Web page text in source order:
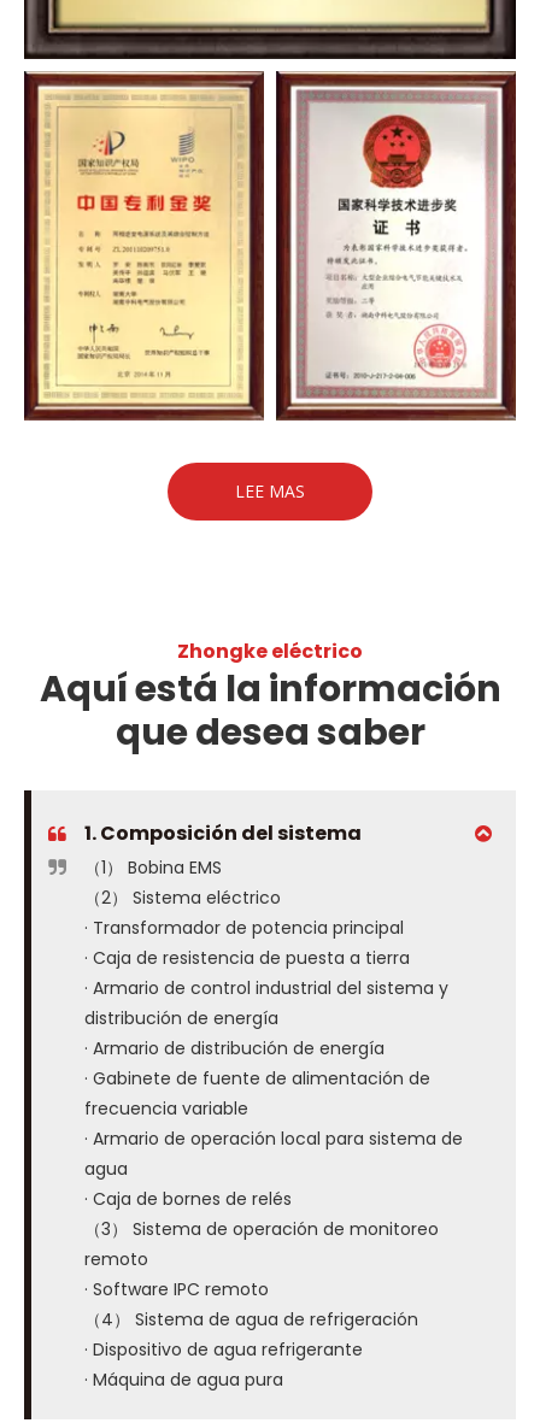
LEE MAS
Zhongke eléctrico
Aquí está la información
que desea saber
1. Composición del sistema
（1） Bobina EMS
（2） Sistema eléctrico
· Transformador de potencia principal
· Caja de resistencia de puesta a tierra
· Armario de control industrial del sistema y
distribución de energía
· Armario de distribución de energía
· Gabinete de fuente de alimentación de
frecuencia variable
· Armario de operación local para sistema de
agua
· Caja de bornes de relés
（3） Sistema de operación de monitoreo
remoto
· Software IPC remoto
（4） Sistema de agua de refrigeración
· Dispositivo de agua refrigerante
· Máquina de agua pura